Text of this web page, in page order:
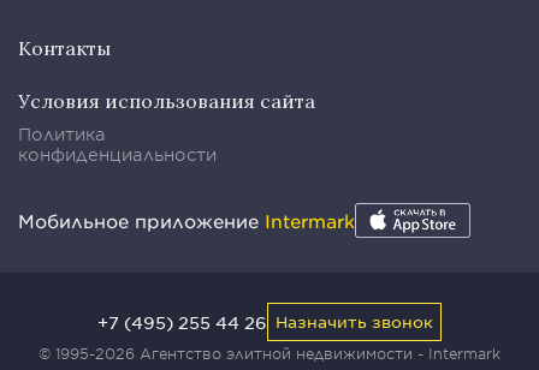
Контакты
Условия использования сайта
Политика
конфиденциальности
Мобильное приложение Intermark
© 1995-2026 Агентство элитной недвижимости - Intermark
+7 (495) 255 44 26 Назначить звонок